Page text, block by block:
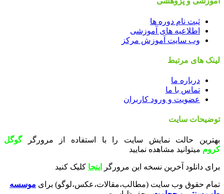
ثبت نام دوره ها
اطلاعیه های آموزشی
وب سایت آموزش مرکز
لینک های مرتبط
درباره ما
تماس با ما
عضویت و ورود کاربران
توضیحات سایت
بهترین حالت نمایش سایت را با استفاده از مرورگرگوگل
کروم میتوانید مشاهده نمایید
برای دانلود آخرین نسخه این مرورگر اینجا کلیک کنید
تمام حقوق وب سايت (مطالب،مقالات،عکس،لوگو) برای موسسه